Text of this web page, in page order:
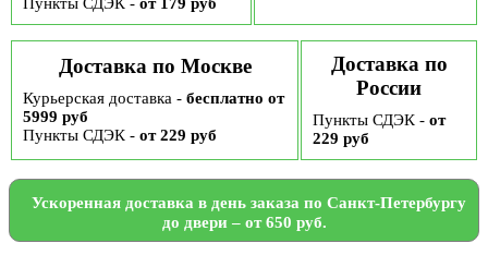
Доставка по Москве
Курьерская доставка - бесплатно от
5999 руб
Пункты СДЭК - от 229 руб
Доставка по
России
Пункты СДЭК - от
229 руб
Ускоренная доставка в день заказа по Санкт-Петербургу
до двери – от 650 руб.